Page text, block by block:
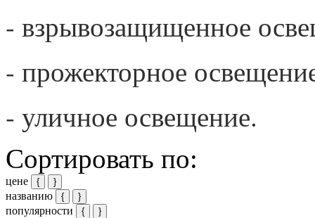
- взрывозащищенное
- прожекторное
- уличное освещение.
Сортировать по:
цене { }
названию { }
популярности { }